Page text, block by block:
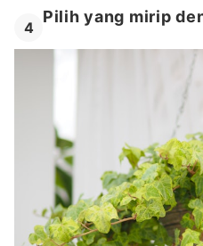
4
Pilih yang mirip